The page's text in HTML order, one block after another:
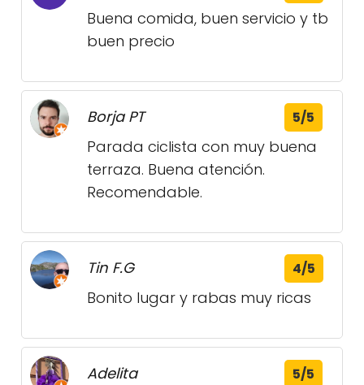
Buena comida, buen servicio y tb
buen precio
Borja PT 5/5
Parada ciclista con muy buena
terraza. Buena atención.
Recomendable.
Tin F.G 4/5
Bonito lugar y rabas muy ricas
Adelita 5/5